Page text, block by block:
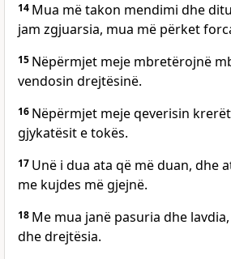
14 Mua më takon mendimi dhe
jam zgjuarsia, mua më përket
15 Nëpërmjet meje mbretërojnë
vendosin drejtësinë.
16 Nëpërmjet meje qeverisin
gjykatësit e tokës.
17 Unë i dua ata që më duan, dhe
me kujdes më gjejnë.
18 Me mua janë pasuria dhe
dhe drejtësia.